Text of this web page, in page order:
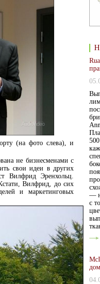
(на фото слева), и
не бизнесменами с
свои идеи в других
Вилфрид Эренхольц.
Вилфрид, до сих
и маркетинговых
—
с